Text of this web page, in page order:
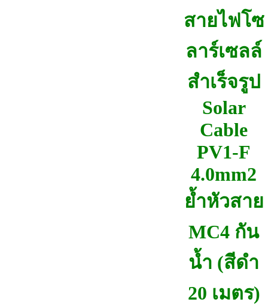
สายไฟโซ
ลาร์เซลล์
สำเร็จรูป
Solar
Cable
PV1-F
4.0mm2
ย้ำหัวสาย
MC4 กัน
น้ำ (สีดำ
20 เมตร)